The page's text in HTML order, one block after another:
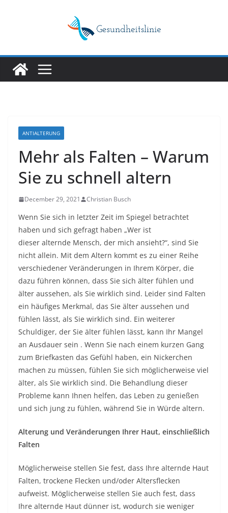
ANTIALTERUNG
Mehr als Falten – Warum
Sie zu schnell altern
December 29, 2021 Christian Busch
Wenn Sie sich in letzter Zeit im Spiegel betrachtet
haben und sich gefragt haben „Wer ist
dieser alternde Mensch, der mich ansieht?“, sind Sie
nicht allein. Mit dem Altern kommt es zu einer Reihe
verschiedener Veränderungen in Ihrem Körper, die
dazu führen können, dass Sie sich älter fühlen und
älter aussehen, als Sie wirklich sind. Leider sind Falten
ein häufiges Merkmal, das Sie älter aussehen und
fühlen lässt, als Sie wirklich sind. Ein weiterer
Schuldiger, der Sie älter fühlen lässt, kann Ihr Mangel
an Ausdauer sein . Wenn Sie nach einem kurzen Gang
zum Briefkasten das Gefühl haben, ein Nickerchen
machen zu müssen, fühlen Sie sich möglicherweise viel
älter, als Sie wirklich sind. Die Behandlung dieser
Probleme kann Ihnen helfen, das Leben zu genießen
und sich jung zu fühlen, während Sie in Würde altern.
Alterung und Veränderungen Ihrer Haut, einschließlich
Falten
Möglicherweise stellen Sie fest, dass Ihre alternde Haut
Falten, trockene Flecken und/oder Altersflecken
aufweist. Möglicherweise stellen Sie auch fest, dass
Ihre alternde Haut dünner ist, wodurch sie weniger